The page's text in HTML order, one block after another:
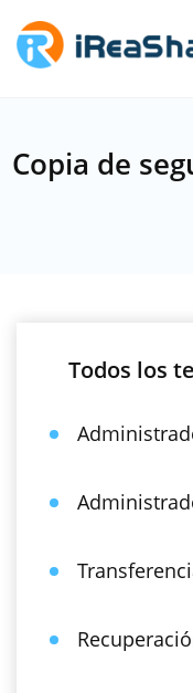
Copia de
Todos los